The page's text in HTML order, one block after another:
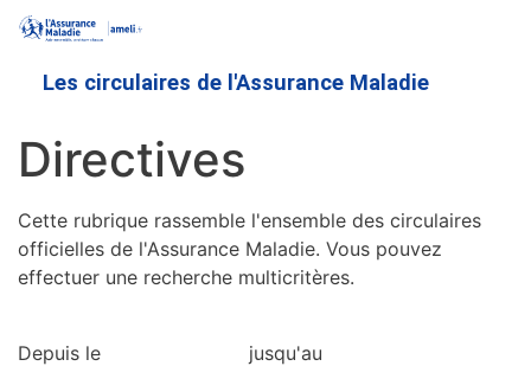
contenu
Les circulaires de l'Assurance Maladie
Directives
Cette rubrique rassemble l'ensemble des circulaires
officielles de l'Assurance Maladie. Vous pouvez
effectuer une recherche multicritères.
Depuis le jusqu'au